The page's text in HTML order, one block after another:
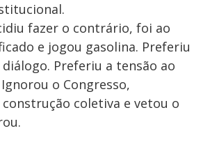
fazer o contrário, foi ao
e jogou gasolina. Preferiu
Preferiu a tensão ao
o Congresso,
coletiva e vetou o